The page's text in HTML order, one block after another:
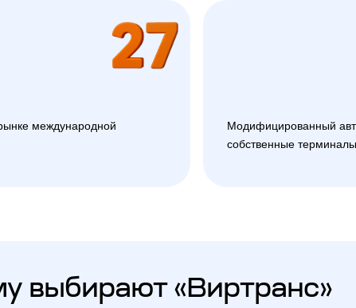
международной
Модифицированный
собственные терминалы
выбирают «Виртранс»